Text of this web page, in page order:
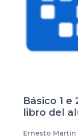
Básico 1 e
libro del
Ernesto Martin